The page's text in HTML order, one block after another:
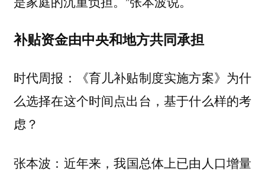
补贴资金由中央和地方共同承担
时代周报：《育儿补贴制度实施方案》为什
么选择在这个时间点出台，基于什么样的考
虑？
张本波： 近年来，我国总体上已由人口增量